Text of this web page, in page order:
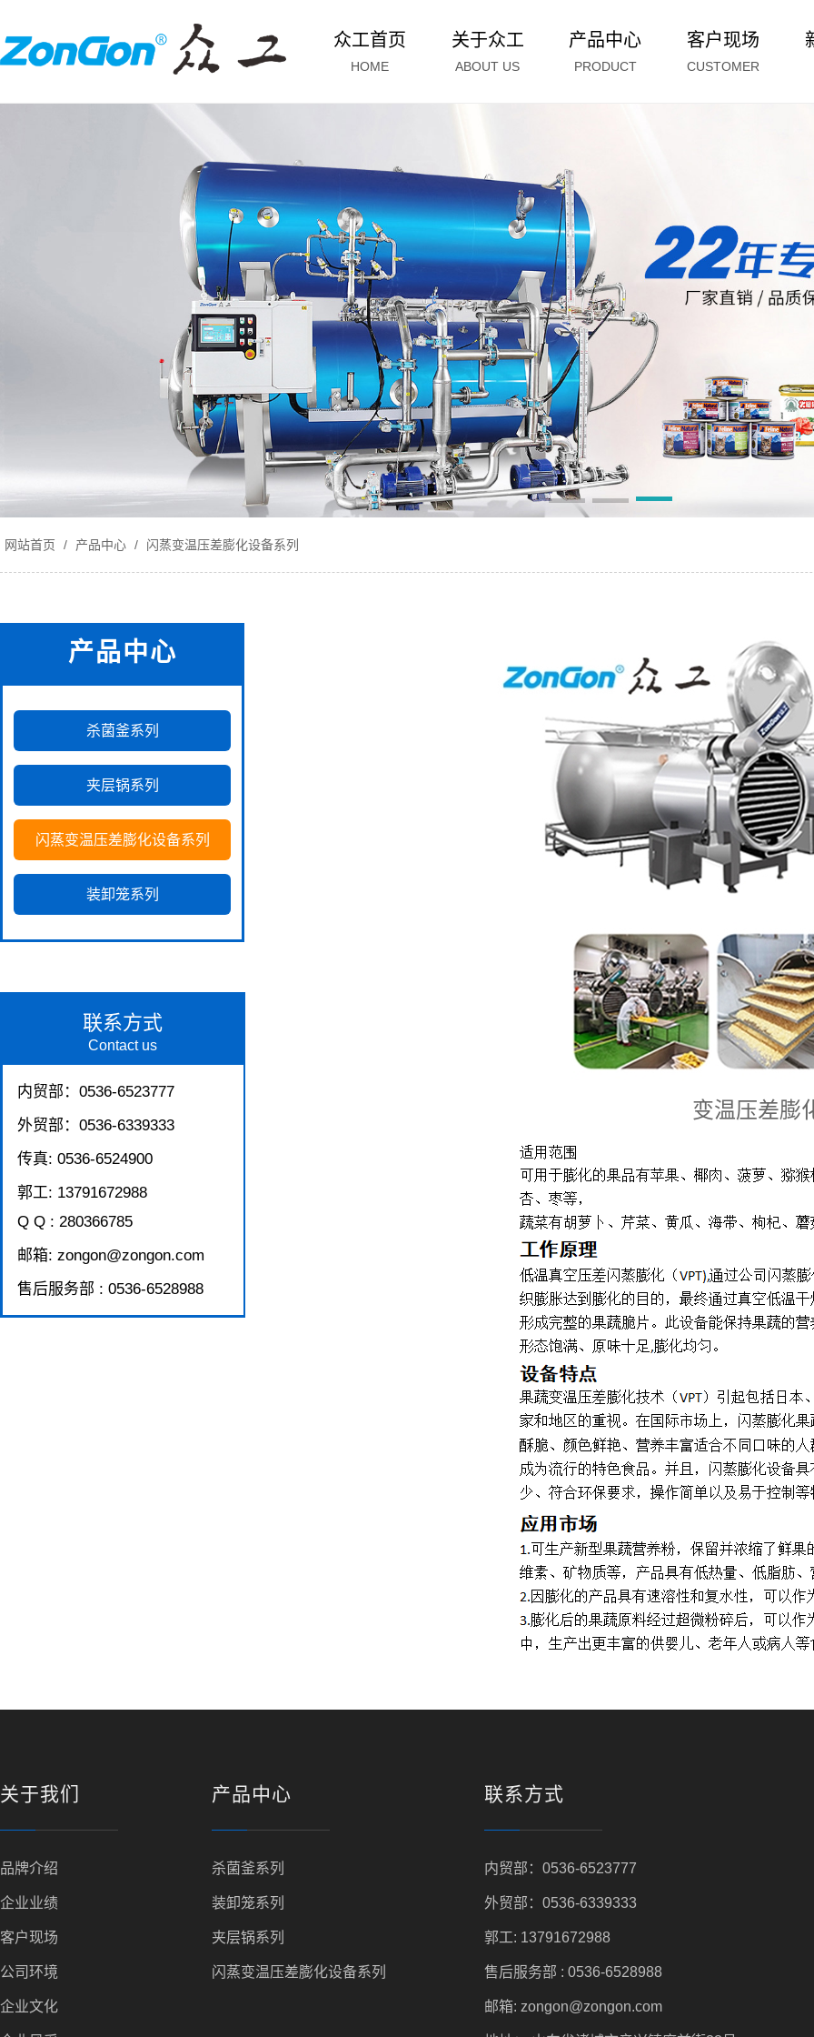
众工首页
HOME
关于众工
ABOUT US
产品中心
PRODUCT
客户现场
CUSTOMER
网站首页 / 产品中心 / 闪蒸变温压差膨化设备系列
产品中心
杀菌釜系列
夹层锅系列
闪蒸变温压差膨化设备系列
装卸笼系列
联系方式
Contact us
内贸部：0536-6523777
外贸部：0536-6339333
传真: 0536-6524900
郭工: 13791672988
Q Q : 280366785
邮箱: zongon@zongon.com
售后服务部 : 0536-6528988
变温压差膨
关于我们
品牌介绍
企业业绩
客户现场
公司环境
企业文化
产品中心
杀菌釜系列
装卸笼系列
夹层锅系列
闪蒸变温压差膨化设备系列
联系方式
内贸部：0536-6523777
外贸部：0536-6339333
郭工: 13791672988
售后服务部 : 0536-6528988
邮箱: zongon@zongon.com